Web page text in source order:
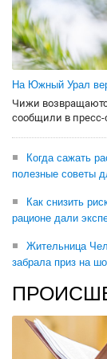
На Южный Урал
Чижи
сообщили в пресс-
Когда сажать
полезные советы
Как снизить
рационе дали
Жительница
забрала приз на